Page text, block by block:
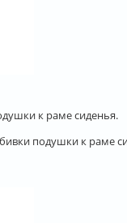
к раме сиденья.
подушки к раме